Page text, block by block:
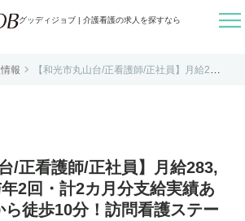
グッディジョブ | 介護看護の求人を探すなら 
はじめての方へ
個人情報保護方針
利用規約
報 
【和光市丸山台/正看護師/正社員】月給283,
/正看護師/正社員】月給283,
2回・計2カ月分支給実績あ
ら徒歩10分！訪問看護ステー